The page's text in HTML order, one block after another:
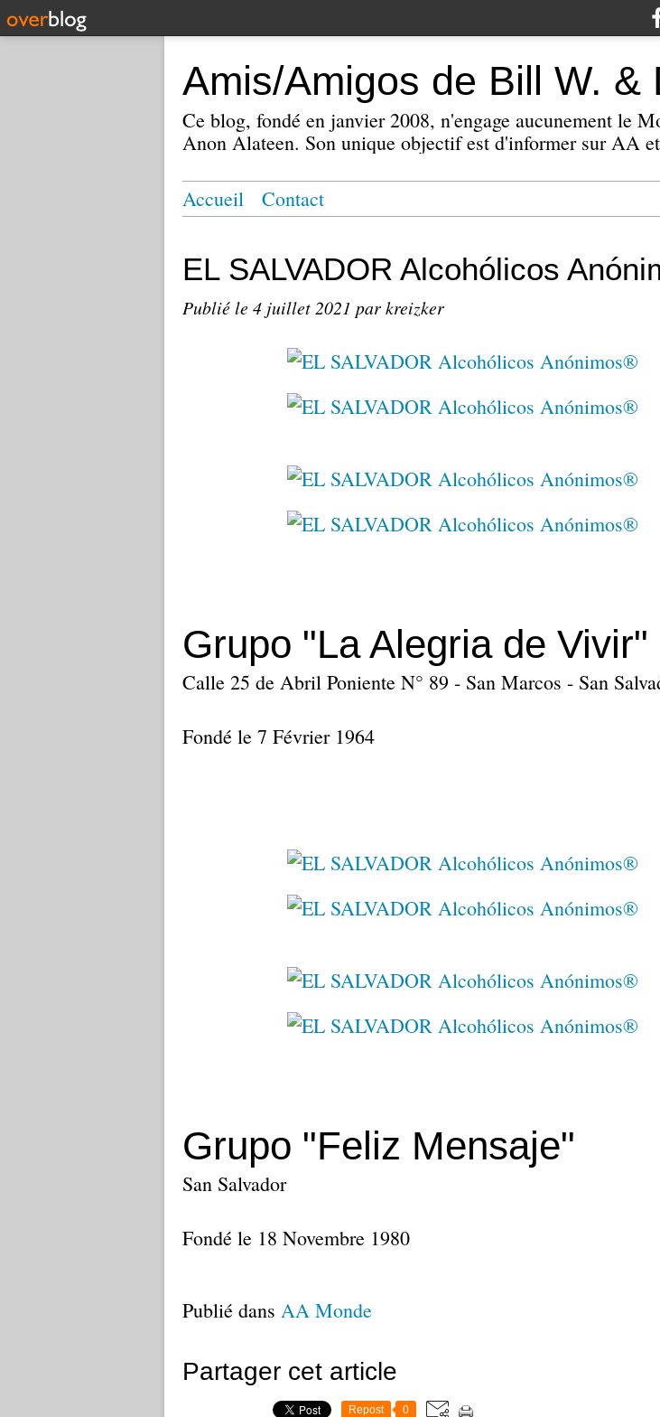
Amis/Amigos de Bill W. &
Ce blog, fondé en janvier 2008, n'engage aucunement le
Anon Alateen. Son unique objectif est d'informer sur AA
Accueil Contact
EL SALVADOR Alcohólicos
Publié le 4 juillet 2021 par kreizker
Grupo "La Alegria de Vivir"
Calle 25 de Abril Poniente N° 89 - San Marcos - San
Fondé le 7 Février 1964
Grupo "Feliz Mensaje"
San Salvador
Fondé le 18 Novembre 1980
Publié dans AA Monde
Partager cet article
Repost 0